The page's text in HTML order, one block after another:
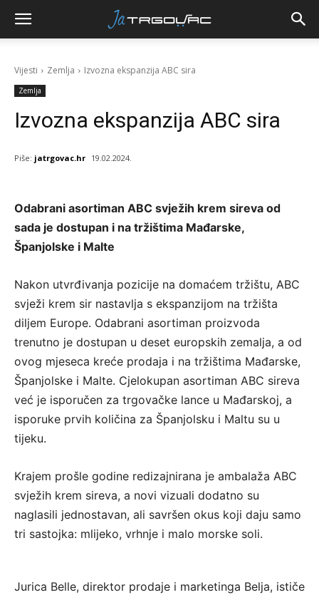
Vijesti Zemlja Izvozna ekspanzija ABC sira
Zemlja
Izvozna ekspanzija ABC sira
Piše: jatrgovac.hr 19.02.2024.
Odabrani asortiman ABC svježih krem sireva od
sada je dostupan i na tržištima Mađarske,
Španjolske i Malte
Nakon utvrđivanja pozicije na domaćem tržištu, ABC
svježi krem sir nastavlja s ekspanzijom na tržišta
diljem Europe. Odabrani asortiman proizvoda
trenutno je dostupan u deset europskih zemalja, a od
ovog mjeseca kreće prodaja i na tržištima Mađarske,
Španjolske i Malte. Cjelokupan asortiman ABC sireva
već je isporučen za trgovačke lance u Mađarskoj, a
isporuke prvih količina za Španjolsku i Maltu su u
tijeku.
Krajem prošle godine redizajnirana je ambalaža ABC
svježih krem sireva, a novi vizuali dodatno su
naglasili jednostavan, ali savršen okus koji daju samo
tri sastojka: mlijeko, vrhnje i malo morske soli.
Jurica Belle, direktor prodaje i marketinga Belja, ističe